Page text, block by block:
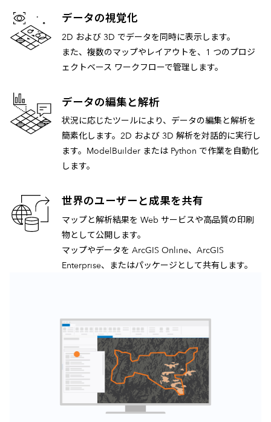
データの視覚化
2D および 3D でデータを同時に表示します。
また、複数のマップやレイアウトを、1 つのプロジ
ェクトベース ワークフローで管理します。
データの編集と解析
状況に応じたツールにより、データの編集と解析を
簡素化します。2D および 3D 解析を対話的に実行し
ます。ModelBuilder または Python で作業を自動化
します。
世界のユーザーと成果を共有
マップと解析結果を Web サービスや高品質の印刷
物として公開します。
マップやデータを ArcGIS Online、ArcGIS
Enterprise、またはパッケージとして共有します。